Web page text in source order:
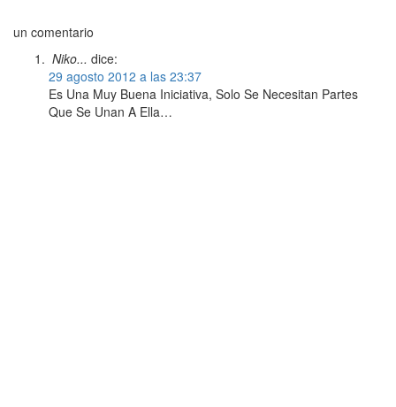
un comentario
Niko... dice:
29 agosto 2012 a las 23:37
Es Una Muy Buena Iniciativa, Solo Se Necesitan Partes
Que Se Unan A Ella…